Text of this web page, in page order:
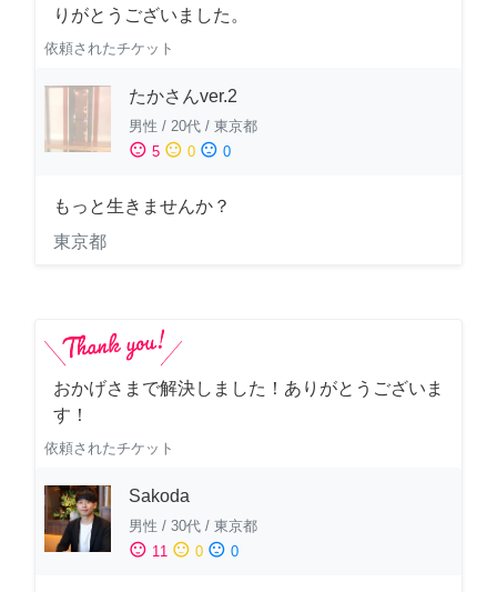
りがとうございました。
依頼されたチケット
たかさんver.2
男性 / 20代 / 東京都
sentiment_satisfied 5 sentiment_neutral 0 sentiment_dissatisfied 0
もっと生きませんか？
東京都
おかげさまで解決しました！ありがとうございま
す！
依頼されたチケット
Sakoda
男性 / 30代 / 東京都
sentiment_satisfied 11 sentiment_neutral 0 sentiment_dissatisfied 0